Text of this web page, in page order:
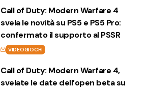
Call of Duty: Modern Warfare 4
svela le novità su PS5 e PS5 Pro:
confermato il supporto al PSSR
VIDEOGIOCHI
Call of Duty: Modern Warfare 4,
svelate le date dell’open beta su